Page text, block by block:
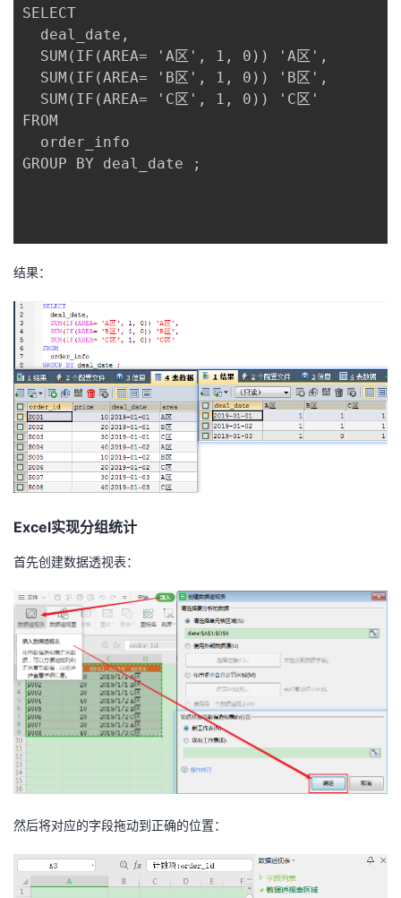
堂
我
的
课
我
的
我
验
收
我
的
技
术
我
的
云
议
SELECT
  deal_date,
  SUM(IF(AREA= 'A区', 1, 0)) 'A区',
  SUM(IF(AREA= 'B区', 1, 0)) 'B区',
  SUM(IF(AREA= 'C区', 1, 0)) 'C区'
FROM
  order_info
GROUP BY deal_date ;
结果：
Excel实现分组统计
首先创建数据透视表：
然后将对应的字段拖动到正确的位置：